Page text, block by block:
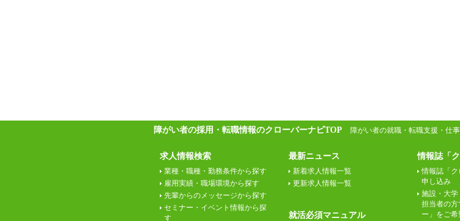
障がい者の採用・転職情報のクローバーナビTOP 障がい者の就職・転職支援・仕
求人情報検索
業種・職種・勤務条件から探す
雇用実績・職場環境から探す
先輩からのメッセージから探す
セミナー・イベント情報から探
す
最新ニュース
新着求人情報一覧
更新求人情報一覧
就活必須マニュアル
情報誌「
情報誌「ク
申し込み
施設・大
担当者の
ー」をご